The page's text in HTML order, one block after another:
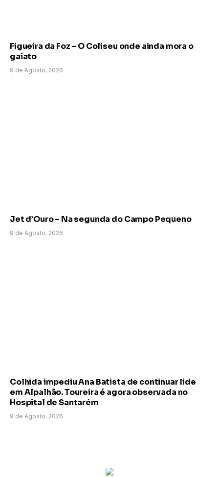
Figueira da Foz – O Coliseu onde ainda mora o
gaiato
9 de Agosto, 2026
Jet d’Ouro – Na segunda do Campo Pequeno
9 de Agosto, 2026
Colhida impediu Ana Batista de continuar lide
em Alpalhão. Toureira é agora observada no
Hospital de Santarém
9 de Agosto, 2026